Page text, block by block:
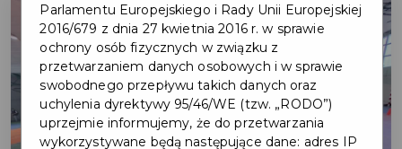
Parlamentu Europejskiego i Rady Unii Europejskiej
2016/679 z dnia 27 kwietnia 2016 r. w sprawie
ochrony osób fizycznych w związku z
przetwarzaniem danych osobowych i w sprawie
swobodnego przepływu takich danych oraz
uchylenia dyrektywy 95/46/WE (tzw. „RODO”)
uprzejmie informujemy, że do przetwarzania
wykorzystywane będą następujące dane: adres IP